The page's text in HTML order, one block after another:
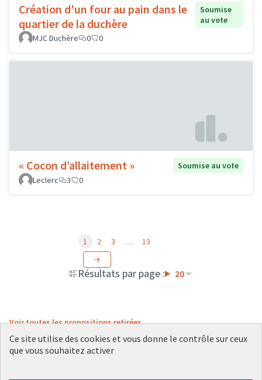
Création d'un four au pain dans le
quartier de la duchère
Soumise
au vote
MJC Duchère
0 0
« Cocon d’allaitement »
Soumise au vote
Leclerc
3 0
Résultats par page : 20
1 2 3 … 13
Voir toutes les propositions retirées
Ce site utilise des cookies et vous donne le contrôle sur ceux
que vous souhaitez activer